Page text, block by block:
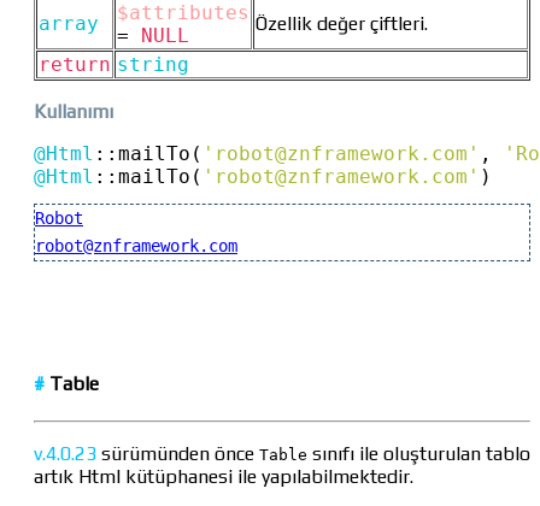
array
$attributes
=
NULL
Özellik değer çiftleri.
return string
Kullanımı
@Html :: mailTo( ' robot@znframework.com ' ,
@Html :: mailTo( ' robot@znframework.com ' )
Robot
robot@znframework.com
# Table
v.4.0.23 sürümünden önce Table sınıfı ile oluşturulan tablo
artık Html kütüphanesi ile yapılabilmektedir.